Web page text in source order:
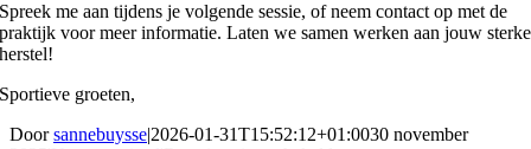
Spreek me aan tijdens je volgende sessie, of neem contact op met de
praktijk voor meer informatie. Laten we samen werken aan jouw sterke
herstel!
Sportieve groeten,
Doorsannebuysse|2026-01-31T15:52:12+01:0030 november